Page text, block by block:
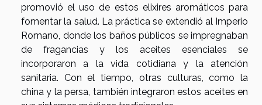
promovió el uso de estos elixires aromáticos para
fomentar la salud. La práctica se extendió al Imperio
Romano, donde los baños públicos se impregnaban
de fragancias y los aceites esenciales se
incorporaron a la vida cotidiana y la atención
sanitaria. Con el tiempo, otras culturas, como la
china y la persa, también integraron estos aceites en